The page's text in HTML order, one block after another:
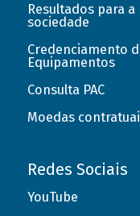
Resultados para a
sociedade
Credenciamento
Equipamentos
Consulta PAC
Moedas
Redes Sociais
YouTube